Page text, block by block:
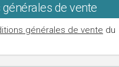
générales de vente
générales de vente du